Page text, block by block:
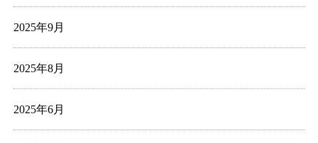
2025年9月
2025年8月
2025年6月